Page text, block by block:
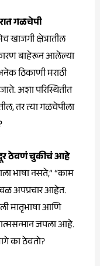
गळचेपी
खाजगी क्षेत्रातील
बाहेरून आलेल्या
ठिकाणी मराठी
अशा परिस्थितीत
तर त्या गळचेपीला
दूर ठेवणं चुकीचं आहे
भाषा नसते,” “काम
अपप्रचार आहेत.
मातृभाषा आणि
जपला आहे.
का ठेवतो?